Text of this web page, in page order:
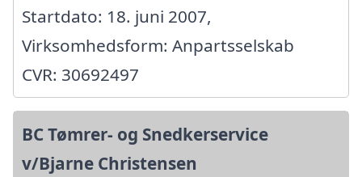
Startdato: 18. juni 2007,
Virksomhedsform: Anpartsselskab
CVR: 30692497
BC Tømrer- og Snedkerservice
v/Bjarne Christensen